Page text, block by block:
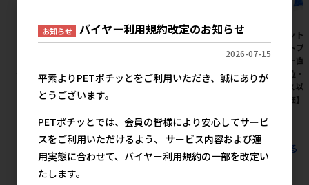
［ペットプロジャパン］やさし
セール】
参考上代
［九州ペットフード］お買い得
タイプ 230g【8月特価】
参考上代 879円
［ペッ
ペット
ーカー
注単位
ケース
月特価】
すべてのおすすめ商品を見る
お知らせ バイヤー利用規約改定のお知らせ
2026-07-15
平素よりPETポチッとをご利用いただき、誠にありが
とうございます。
PETポチッとでは、会員の皆様により安心してサービ
スをご利用いただけるよう、 サービス内容および運
用実態に合わせて、バイヤー利用規約の一部を改定い
たします。